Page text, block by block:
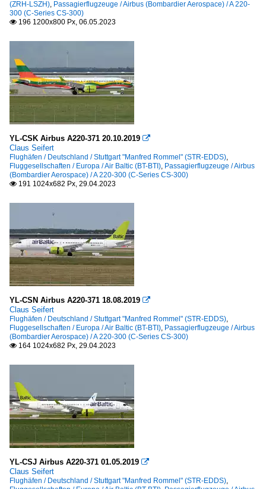
(ZRH-LSZH), Passagierflugzeuge / Airbus (Bombardier Aerospace) / A 220-
300 (C-Series CS-300)
 196 1200x800 Px, 06.05.2023
YL-CSK Airbus A220-371 20.10.2019 
Claus Seifert
Flughäfen / Deutschland / Stuttgart "Manfred Rommel" (STR-EDDS),
Fluggesellschaften / Europa / Air Baltic (BT-BTI), Passagierflugzeuge / Airbus
(Bombardier Aerospace) / A 220-300 (C-Series CS-300)
 191 1024x682 Px, 29.04.2023
YL-CSN Airbus A220-371 18.08.2019 
Claus Seifert
Flughäfen / Deutschland / Stuttgart "Manfred Rommel" (STR-EDDS),
Fluggesellschaften / Europa / Air Baltic (BT-BTI), Passagierflugzeuge / Airbus
(Bombardier Aerospace) / A 220-300 (C-Series CS-300)
 164 1024x682 Px, 29.04.2023
YL-CSJ Airbus A220-371 01.05.2019 
Claus Seifert
Flughäfen / Deutschland / Stuttgart "Manfred Rommel" (STR-EDDS),